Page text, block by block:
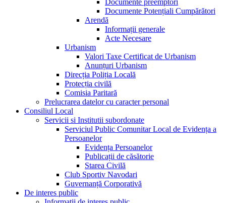
Documente preemptori
Documente Potențiali Cumpărători
Arendă
Informații generale
Acte Necesare
Urbanism
Valori Taxe Certificat de Urbanism
Anunțuri Urbanism
Direcția Poliția Locală
Protecția civilă
Comisia Paritară
Prelucrarea datelor cu caracter personal
Consiliul Local
Servicii si Institutii subordonate
Serviciul Public Comunitar Local de Evidența a
Persoanelor
Evidența Persoanelor
Publicații de căsătorie
Starea Civilă
Club Sportiv Navodari
Guvernanță Corporativă
De interes public